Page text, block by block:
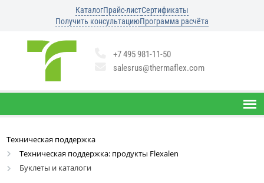
КаталогПрайс-листСертификаты
Получить консультациюПрограмма расчёта
+7 495 981-11-50
salesrus@thermaflex.com
Техническая поддержка
Техническая поддержка: продукты Flexalen
Буклеты и каталоги